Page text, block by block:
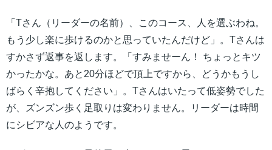
「Tさん（リーダーの名前）、このコース、人を選ぶわね。
もう少し楽に歩けるのかと思っていたんだけど」。Tさんは
すかさず返事を返します。「すみませーん！ ちょっとキツ
かったかな。あと20分ほどで頂上ですから、どうかもうし
ばらく辛抱してください」。Tさんはいたって低姿勢でした
が、ズンズン歩く足取りは変わりません。リーダーは時間
にシビアな人のようです。